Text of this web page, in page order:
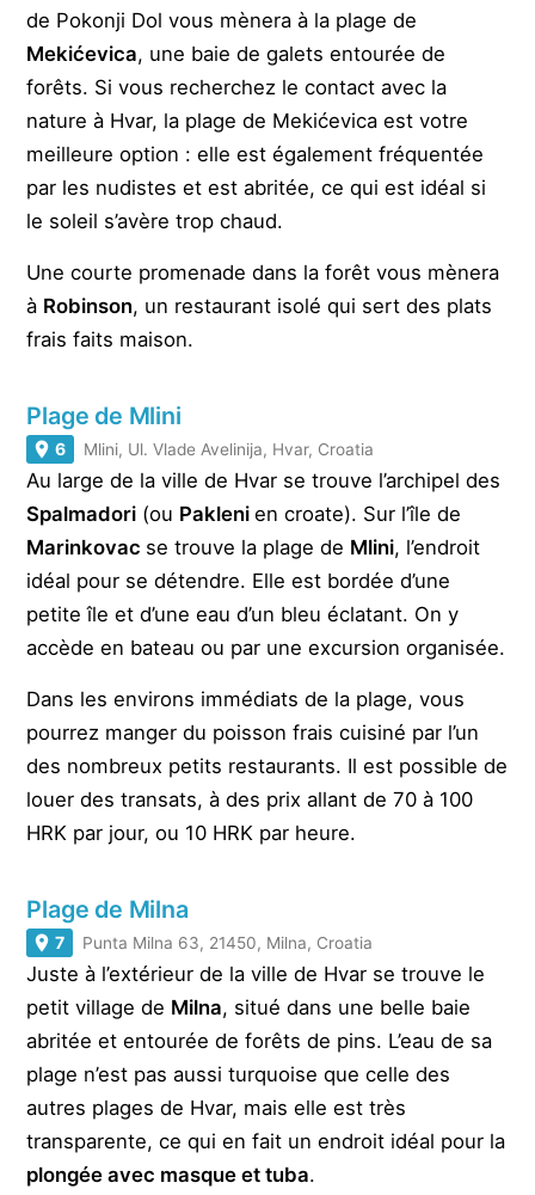
de Pokonji Dol vous mènera à la plage de
Mekićevica, une baie de galets entourée de
forêts. Si vous recherchez le contact avec la
nature à Hvar, la plage de Mekićevica est votre
meilleure option : elle est également fréquentée
par les nudistes et est abritée, ce qui est idéal si
le soleil s’avère trop chaud.
Une courte promenade dans la forêt vous mènera
à Robinson, un restaurant isolé qui sert des plats
frais faits maison.
Plage de Mlini
6 Mlini, Ul. Vlade Avelinija, Hvar, Croatia
Au large de la ville de Hvar se trouve l’archipel des
Spalmadori (ou Paklenien croate). Sur l’île de
Marinkovac se trouve la plage de Mlini, l’endroit
idéal pour se détendre. Elle est bordée d’une
petite île et d’une eau d’un bleu éclatant. On y
accède en bateau ou par une excursion organisée.
Dans les environs immédiats de la plage, vous
pourrez manger du poisson frais cuisiné par l’un
des nombreux petits restaurants. Il est possible de
louer des transats, à des prix allant de 70 à 100
HRK par jour, ou 10 HRK par heure.
Plage de Milna
7 Punta Milna 63, 21450, Milna, Croatia
Juste à l’extérieur de la ville de Hvar se trouve le
petit village de Milna, situé dans une belle baie
abritée et entourée de forêts de pins. L’eau de sa
plage n’est pas aussi turquoise que celle des
autres plages de Hvar, mais elle est très
transparente, ce qui en fait un endroit idéal pour la
plongée avec masque et tuba.